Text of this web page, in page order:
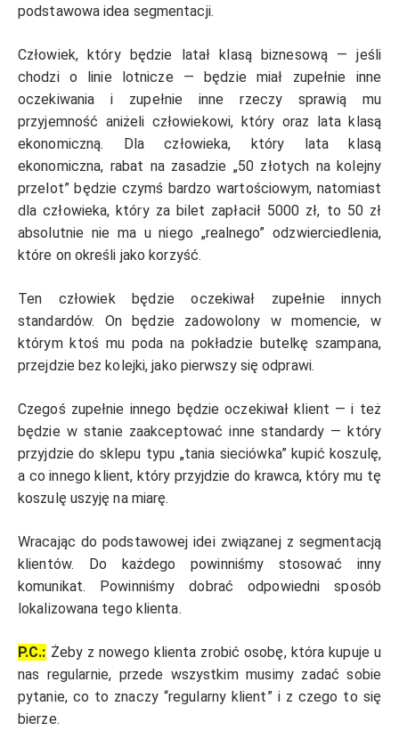
podstawowa idea segmentacji.
Człowiek, który będzie latał klasą biznesową — jeśli
chodzi o linie lotnicze — będzie miał zupełnie inne
oczekiwania i zupełnie inne rzeczy sprawią mu
przyjemność aniżeli człowiekowi, który oraz lata klasą
ekonomiczną. Dla człowieka, który lata klasą
ekonomiczna, rabat na zasadzie „50 złotych na kolejny
przelot” będzie czymś bardzo wartościowym, natomiast
dla człowieka, który za bilet zapłacił 5000 zł, to 50 zł
absolutnie nie ma u niego „realnego” odzwierciedlenia,
które on określi jako korzyść.
Ten człowiek będzie oczekiwał zupełnie innych
standardów. On będzie zadowolony w momencie, w
którym ktoś mu poda na pokładzie butelkę szampana,
przejdzie bez kolejki, jako pierwszy się odprawi.
Czegoś zupełnie innego będzie oczekiwał klient — i też
będzie w stanie zaakceptować inne standardy — który
przyjdzie do sklepu typu „tania sieciówka” kupić koszulę,
a co innego klient, który przyjdzie do krawca, który mu tę
koszulę uszyję na miarę.
Wracając do podstawowej idei związanej z segmentacją
klientów. Do każdego powinniśmy stosować inny
komunikat. Powinniśmy dobrać odpowiedni sposób
lokalizowana tego klienta.
P.C.: Żeby z nowego klienta zrobić osobę, która kupuje u
nas regularnie, przede wszystkim musimy zadać sobie
pytanie, co to znaczy “regularny klient” i z czego to się
bierze.